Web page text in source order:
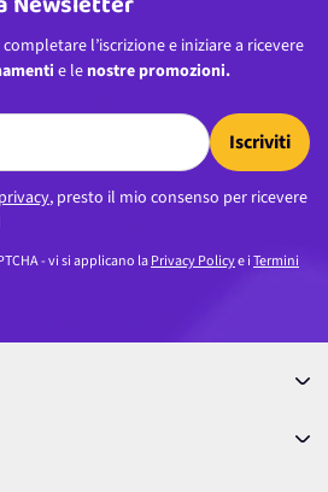
l’iscrizione e iniziare a ricevere
e le nostre promozioni.
Iscriviti
, presto il mio consenso per ricevere
- vi si applicano laPrivacy Policye iTermini